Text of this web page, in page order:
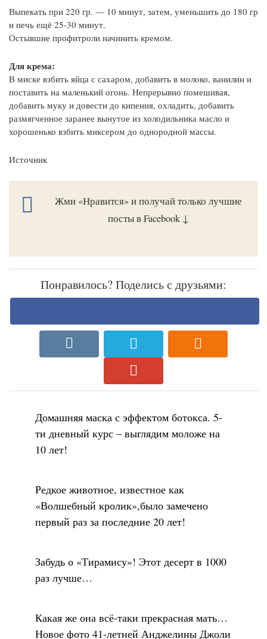
Выпекать при 220 гр. — 10 минут, затем, уменьшить до 180 гр
и печь ещё 25-30 минут.
Остывшие профитроли начинить кремом.
Для крема:
В миске взбить яйца с сахаром, добавить в молоко, ванилин и
поставить на маленький огонь. Непрерывно помешивая,
добавить муку и довести до кипения, охладить, добавить
размягченное заранее вынутое из холодильника масло и
хорошенько взбить миксером до однородной массы.
Источник
Жми «Нравится» и получай только лучшие
посты в Facebook ↓
Понравилось? Поделись с друзьями:
Домашняя маска с эффектом ботокса. 5-
ти дневный курс – выглядим моложе на
10 лет!
Редкое животное, известное как
«Волшебный кролик»,было замечено
первый раз за последние 20 лет!
Забудь о «Тирамису»! Этот десерт в 1000
раз лучше…
Какая же она всё-таки прекрасная мать…
Новое фото 41-летней Анджелины Джоли